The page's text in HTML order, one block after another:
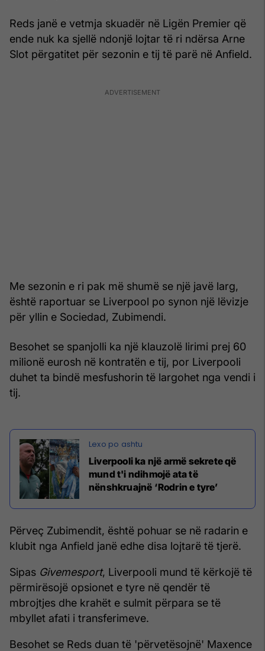
Reds janë e vetmja skuadër në Ligën Premier që
ende nuk ka sjellë ndonjë lojtar të ri ndërsa Arne
Slot përgatitet për sezonin e tij të parë në Anfield.
Me sezonin e ri pak më shumë se një javë larg,
është raportuar se Liverpool po synon një lëvizje
për yllin e Sociedad, Zubimendi.
Besohet se spanjolli ka një klauzolë lirimi prej 60
milionë eurosh në kontratën e tij, por Liverpooli
duhet ta bindë mesfushorin të largohet nga vendi i
tij.
Liverpooli ka një armë sekrete që
mund t'i ndihmojë ata të
nënshkruajnë ‘Rodrin e tyre’
Përveç Zubimendit, është pohuar se në radarin e
klubit nga Anfield janë edhe disa lojtarë të tjerë.
Sipas Givemesport, Liverpooli mund të kërkojë të
përmirësojë opsionet e tyre në qendër të
mbrojtjes dhe krahët e sulmit përpara se të
mbyllet afati i transferimeve.
Besohet se Reds duan të 'përvetësojnë' Maxence